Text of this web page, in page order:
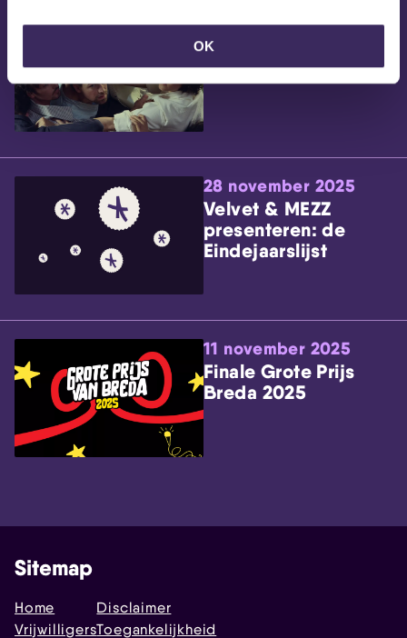
OKWillem’s Blog: Ão
28 november 2025
Velvet & MEZZ
presenteren: de
Eindejaarslijst
11 november 2025
Finale Grote Prijs
Breda 2025
Sitemap
Home
Vrijwilligers
Disclaimer
Toegankelijkheid